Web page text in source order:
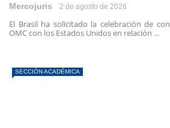
Mercojuris 2 de agosto de 2026
El Brasil ha solicitado la celebración de
OMC con los Estados Unidos en relación ...
SECCIÓN ACADÉMICA